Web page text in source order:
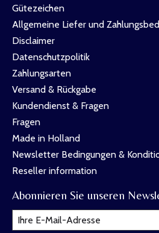
Gütezeichen
Allgemeine Liefer und
Disclaimer
Datenschutzpolitik
Zahlungsarten
Versand & Rückgabe
Kundendienst & Fragen
Fragen
Made in Holland
Newsletter Bedingungen &
Reseller information
Abonnieren Sie unseren